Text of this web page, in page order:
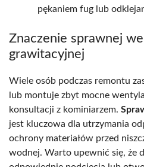
pękaniem fug lub
Znaczenie sprawnej
grawitacyjnej
Wiele osób podczas remontu
lub montuje zbyt mocne
konsultacji z kominiarzem.
jest kluczowa dla utrzymania
ochrony materiałów przed
wodnej. Warto upewnić się, że